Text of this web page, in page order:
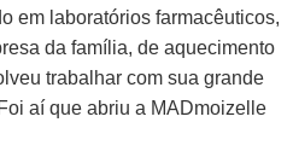
em laboratórios farmacêuticos,
da família, de aquecimento
trabalhar com sua grande
aí que abriu a MADmoizelle